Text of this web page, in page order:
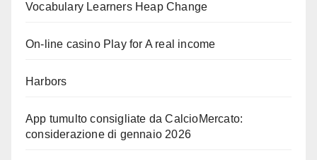
Vocabulary Learners Heap Change
On-line casino Play for A real income
Harbors
App tumulto consigliate da CalcioMercato:
considerazione di gennaio 2026